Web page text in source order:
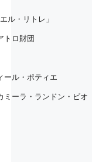
ル・リトレ」
トロ財団
ール・ポティエ
ミーラ・ランドン・ビオ